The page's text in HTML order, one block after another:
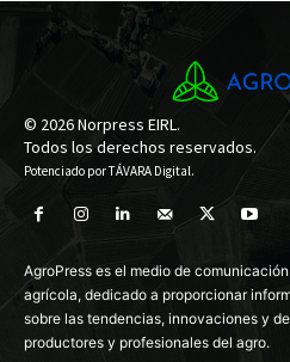
© 2026 Norpress EIRL.
Todos los derechos reservados.
Potenciado porTÁVARA Digital.
AgroPress es el medio de
agrícola, dedicado a proporcionar
sobre las tendencias, innovaciones y
productores y profesionales del agro.